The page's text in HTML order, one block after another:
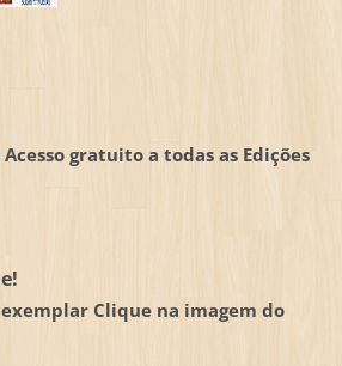
gratuito a todas as Edições
Clique na imagem do